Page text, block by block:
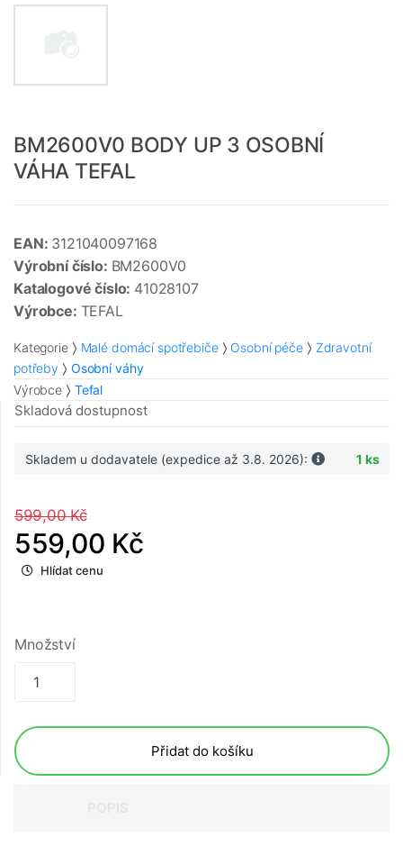
BM2600V0 BODY UP 3 OSOBNÍ
VÁHA TEFAL
EAN: 3121040097168
Výrobní číslo: BM2600V0
Katalogové číslo: 41028107
Výrobce: TEFAL
Kategorie Malé domácí spotřebiče Osobní péče
Zdravotní
potřeby
Osobní váhy
Výrobce
Tefal
Skladová dostupnost
Skladem u dodavatele (expedice až 3.8. 2026): 1 ks
599,00 Kč
559,00 Kč
Hlídat cenu
Množství
Přidat do košíku